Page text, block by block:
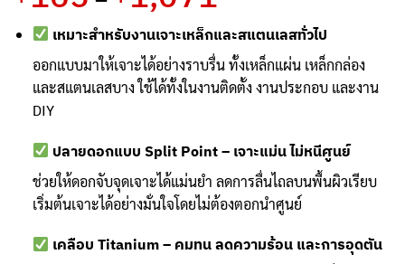
฿165
through
฿1,071
เหมาะสำหรับงานเจาะเหล็กและสแตนเลสทั่วไป
ออกแบบมาให้เจาะได้อย่างราบรื่น ทั้งเหล็กแผ่น เหล็กกล่อง
และสแตนเลสบาง ใช้ได้ทั้งในงานติดตั้ง งานประกอบ และงาน
DIY
ปลายดอกแบบ Split Point – เจาะแม่น ไม่หนีศูนย์
ช่วยให้ดอกจับจุดเจาะได้แม่นยำ ลดการลื่นไถลบนพื้นผิวเรียบ
เริ่มต้นเจาะได้อย่างมั่นใจโดยไม่ต้องตอกนำศูนย์
เคลือบ Titanium – คมทน ลดความร้อน และการอุดตัน